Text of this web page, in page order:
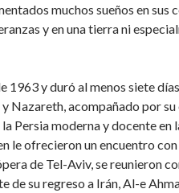
muchos sueños en sus
y en una tierra ni
1963 y duró al menos siete
Nazareth, acompañado por
Persia moderna y docente en
le ofrecieron un encuentro
de Tel-Aviv, se reunieron
de su regreso a Irán, Al-e